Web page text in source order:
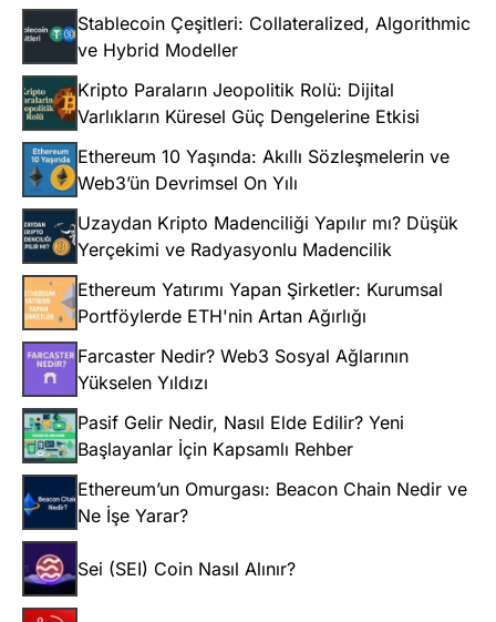
Stablecoin Çeşitleri: Collateralized, Algorithmic
ve Hybrid Modeller
Kripto Paraların Jeopolitik Rolü: Dijital
Varlıkların Küresel Güç Dengelerine Etkisi
Ethereum 10 Yaşında: Akıllı Sözleşmelerin ve
Web3’ün Devrimsel On Yılı
Uzaydan Kripto Madenciliği Yapılır mı? Düşük
Yerçekimi ve Radyasyonlu Madencilik
Ethereum Yatırımı Yapan Şirketler: Kurumsal
Portföylerde ETH'nin Artan Ağırlığı
Farcaster Nedir? Web3 Sosyal Ağlarının
Yükselen Yıldızı
Pasif Gelir Nedir, Nasıl Elde Edilir? Yeni
Başlayanlar İçin Kapsamlı Rehber
Ethereum’un Omurgası: Beacon Chain Nedir ve
Ne İşe Yarar?
Sei (SEI) Coin Nasıl Alınır?